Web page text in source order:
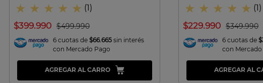
★ ★ ★ ★ ★ (1 )
$499.990
$399.990
6 cuotas de $66.665 sin interés
con Mercado Pago
AGREGAR AL CARRO
★ ★ ★ ★ ★ (1 )
$349.990
$229.990
6 cuotas de
con Mercado
AGREGAR AL